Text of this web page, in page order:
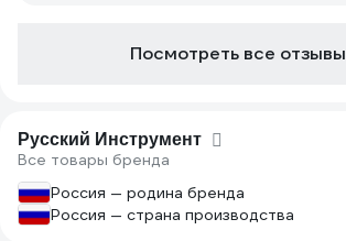
Посмотреть все отзывы
Русский Инструмент
Все товары бренда
Россия — родина бренда
Россия — страна производства